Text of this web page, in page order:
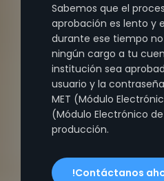
Sabemos que el
aprobación es lento y
durante ese tiempo
ningún cargo a tu
institución sea
usuario y la
MET (Módulo
(Módulo Electrónico
producción.
!Contáctanos